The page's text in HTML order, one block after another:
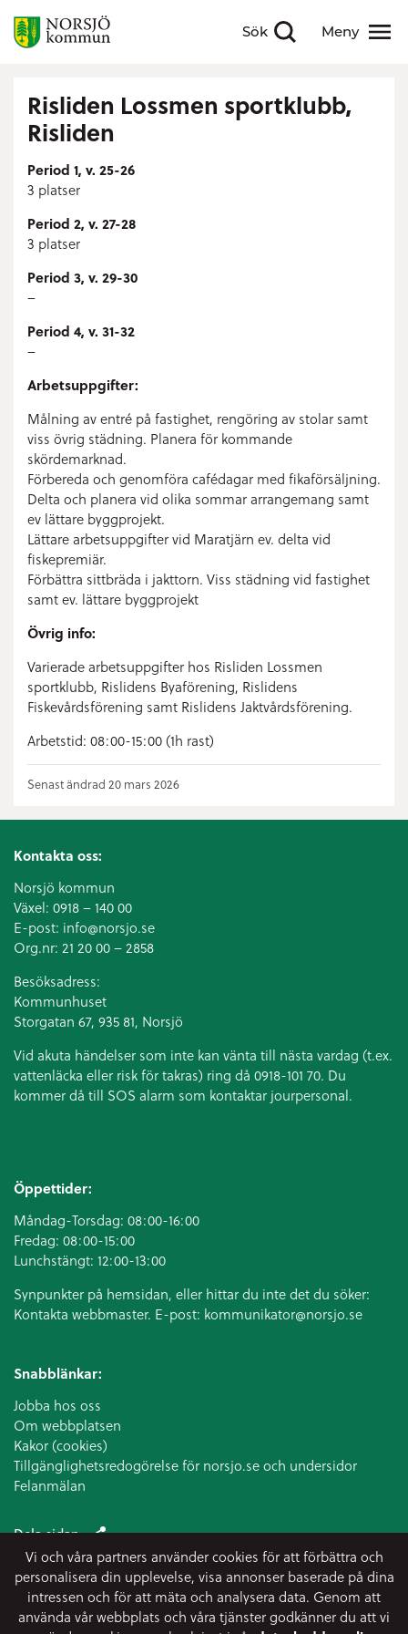
Sök
Visa sökfält Meny
Visa meny
Risliden Lossmen sportklubb,
Risliden
Period 1, v. 25-26
3 platser
Period 2, v. 27-28
3 platser
Period 3, v. 29-30
–
Period 4, v. 31-32
–
Arbetsuppgifter:
Målning av entré på fastighet, rengöring av stolar samt
viss övrig städning. Planera för kommande
skördemarknad.
Förbereda och genomföra cafédagar med fikaförsäljning.
Delta och planera vid olika sommar arrangemang samt
ev lättare byggprojekt.
Lättare arbetsuppgifter vid Maratjärn ev. delta vid
fiskepremiär.
Förbättra sittbräda i jakttorn. Viss städning vid fastighet
samt ev. lättare byggprojekt
Övrig info:
Varierade arbetsuppgifter hos Risliden Lossmen
sportklubb, Rislidens Byaförening, Rislidens
Fiskevårdsförening samt Rislidens Jaktvårdsförening.
Arbetstid: 08:00-15:00 (1h rast)
Senast ändrad 20 mars 2026
Kontakta oss:
Norsjö kommun
Växel: 0918 – 140 00
E-post: info@norsjo.se
Org.nr: 21 20 00 – 2858
Besöksadress:
Kommunhuset
Storgatan 67, 935 81, Norsjö
Vid akuta händelser som inte kan vänta till nästa vardag (t.ex.
vattenläcka eller risk för takras) ring då 0918-101 70. Du
kommer då till SOS alarm som kontaktar jourpersonal.
Öppettider:
Måndag-Torsdag: 08:00-16:00
Fredag: 08:00-15:00
Lunchstängt: 12:00-13:00
Synpunkter på hemsidan, eller hittar du inte det du söker:
Kontakta webbmaster. E-post: kommunikator@norsjo.se
Snabblänkar:
Jobba hos oss
Om webbplatsen
Kakor (cookies)
Tillgänglighetsredogörelse för norsjo.se och undersidor
Felanmälan
Dela sidan
Vi och våra partners använder cookies för att förbättra och
personalisera din upplevelse, visa annonser baserade på dina
intressen och för att mäta och analysera data. Genom att
använda vår webbplats och våra tjänster godkänner du att vi